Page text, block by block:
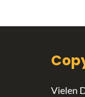
Vielen